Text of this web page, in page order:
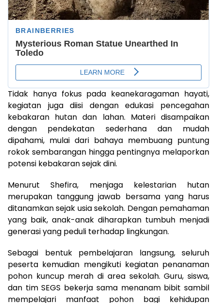
Tidak hanya fokus pada keanekaragaman hayati,
kegiatan juga diisi dengan edukasi pencegahan
kebakaran hutan dan lahan. Materi disampaikan
dengan pendekatan sederhana dan mudah
dipahami, mulai dari bahaya membuang puntung
rokok sembarangan hingga pentingnya melaporkan
potensi kebakaran sejak dini.
Menurut Shefira, menjaga kelestarian hutan
merupakan tanggung jawab bersama yang harus
ditanamkan sejak usia sekolah. Dengan pemahaman
yang baik, anak-anak diharapkan tumbuh menjadi
generasi yang peduli terhadap lingkungan.
Sebagai bentuk pembelajaran langsung, seluruh
peserta kemudian mengikuti kegiatan penanaman
pohon kuncup merah di area sekolah. Guru, siswa,
dan tim SEGS bekerja sama menanam bibit sambil
mempelajari manfaat pohon bagi kehidupan